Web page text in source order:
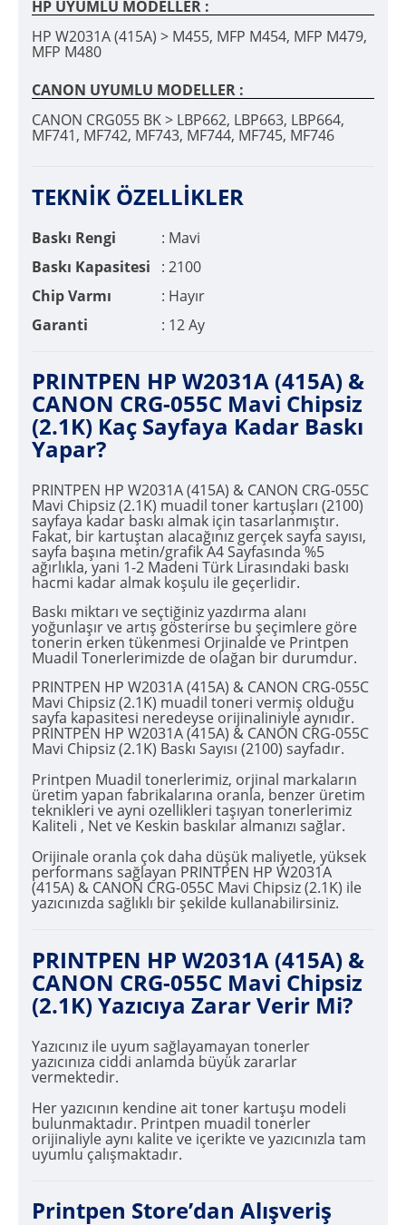
HP UYUMLU MODELLER :
HP W2031A (415A) > M455, MFP M454, MFP M479,
MFP M480
CANON UYUMLU MODELLER :
CANON CRG055 BK > LBP662, LBP663, LBP664,
MF741, MF742, MF743, MF744, MF745, MF746
TEKNİK ÖZELLİKLER
Baskı Rengi
: Mavi
Baskı Kapasitesi
: 2100
Chip Varmı
: Hayır
Garanti
: 12 Ay
PRINTPEN HP W2031A (415A) &
CANON CRG-055C Mavi Chipsiz
(2.1K) Kaç Sayfaya Kadar Baskı
Yapar?
PRINTPEN HP W2031A (415A) & CANON CRG-055C
Mavi Chipsiz (2.1K) muadil toner kartuşları (2100)
sayfaya kadar baskı almak için tasarlanmıştır.
Fakat, bir kartuştan alacağınız gerçek sayfa sayısı,
sayfa başına metin/grafik A4 Sayfasında %5
ağırlıkla, yani 1-2 Madeni Türk Lirasındaki baskı
hacmi kadar almak koşulu ile geçerlidir.
Baskı miktarı ve seçtiğiniz yazdırma alanı
yoğunlaşır ve artış gösterirse bu şeçimlere göre
tonerin erken tükenmesi Orjinalde ve Printpen
Muadil Tonerlerimizde de olağan bir durumdur.
PRINTPEN HP W2031A (415A) & CANON CRG-055C
Mavi Chipsiz (2.1K) muadil toneri vermiş olduğu
sayfa kapasitesi neredeyse orijinaliniyle aynıdır.
PRINTPEN HP W2031A (415A) & CANON CRG-055C
Mavi Chipsiz (2.1K) Baskı Sayısı (2100) sayfadır.
Printpen Muadil tonerlerimiz, orjinal markaların
üretim yapan fabrikalarına oranla, benzer üretim
teknikleri ve ayni ozellikleri taşıyan tonerlerimiz
Kaliteli , Net ve Keskin baskılar almanızı sağlar.
Orijinale oranla çok daha düşük maliyetle, yüksek
performans sağlayan PRINTPEN HP W2031A
(415A) & CANON CRG-055C Mavi Chipsiz (2.1K) ile
yazıcınızda sağlıklı bir şekilde kullanabilirsiniz.
PRINTPEN HP W2031A (415A) &
CANON CRG-055C Mavi Chipsiz
(2.1K) Yazıcıya Zarar Verir Mi?
Yazıcınız ile uyum sağlayamayan tonerler
yazıcınıza ciddi anlamda büyük zararlar
vermektedir.
Her yazıcının kendine ait toner kartuşu modeli
bulunmaktadır. Printpen muadil tonerler
orijinaliyle aynı kalite ve içerikte ve yazıcınızla tam
uyumlu çalışmaktadır.
Printpen Store’dan Alışveriş